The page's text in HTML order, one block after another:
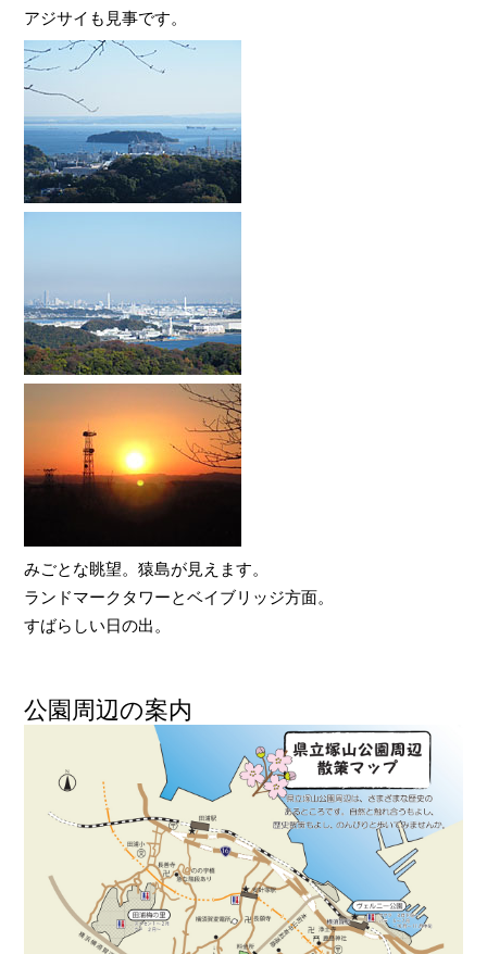
アジサイも見事です。
みごとな眺望。猿島が見えます。
ランドマークタワーとベイブリッジ方面。
すばらしい日の出。
公園周辺の案内